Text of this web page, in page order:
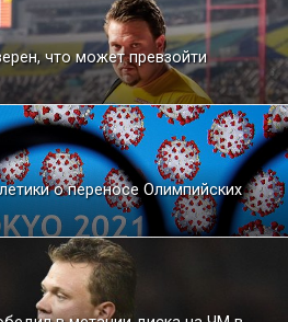
что может превзойти
о переносе Олимпийских